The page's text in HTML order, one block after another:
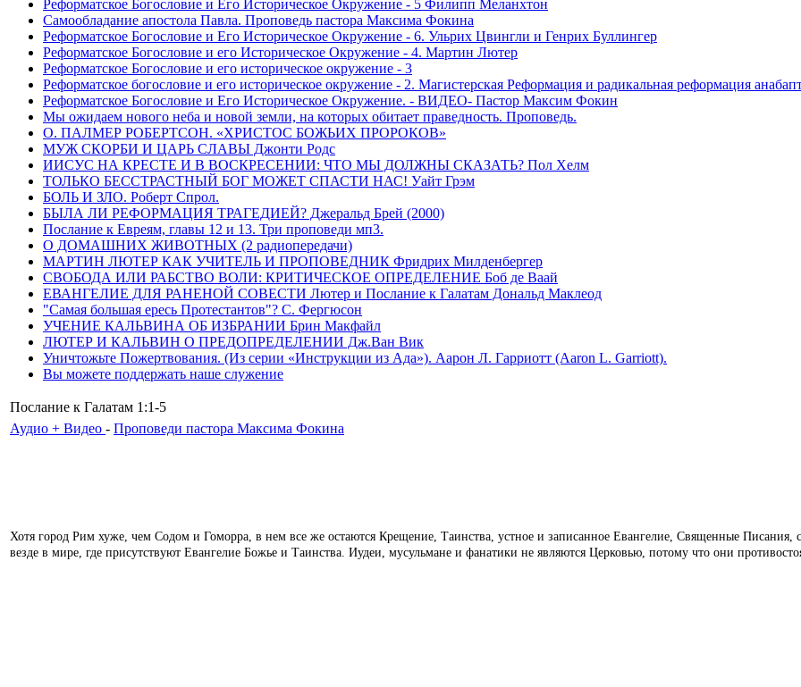
Реформатское Богословие и Его Историческое Окружение - 5 Филипп Меланхтон
Самообладание апостола Павла. Проповедь пастора Максима Фокина
Реформатское Богословие и Его Историческое Окружение - 6. Ульрих Цвингли и Генрих Буллингер
Реформатское Богословие и его Историческое Окружение - 4. Мартин Лютер
Реформатское Богословие и его историческое окружение - 3
Реформатское богословие и его историческое окружение - 2. Магистерская Реформация и радикальная реформация
Реформатское Богословие и Его Историческое Окружение. - ВИДЕО- Пастор Максим Фокин
Мы ожидаем нового неба и новой земли, на которых обитает праведность. Проповедь.
О. ПАЛМЕР РОБЕРТСОН. «ХРИСТОС БОЖЬИХ ПРОРОКОВ»
МУЖ СКОРБИ И ЦАРЬ СЛАВЫ Джонти Родс
ИИСУС НА КРЕСТЕ И В ВОСКРЕСЕНИИ: ЧТО МЫ ДОЛЖНЫ СКАЗАТЬ? Пол Хелм
ТОЛЬКО БЕССТРАСТНЫЙ БОГ МОЖЕТ СПАСТИ НАС! Уайт Грэм
БОЛЬ И ЗЛО. Роберт Спрол.
БЫЛА ЛИ РЕФОРМАЦИЯ ТРАГЕДИЕЙ? Джеральд Брей (2000)
Послание к Евреям, главы 12 и 13. Три проповеди мп3.
О ДОМАШНИХ ЖИВОТНЫХ (2 радиопередачи)
МАРТИН ЛЮТЕР КАК УЧИТЕЛЬ И ПРОПОВЕДНИК Фридрих Милденбергер
СВОБОДА ИЛИ РАБСТВО ВОЛИ: КРИТИЧЕСКОЕ ОПРЕДЕЛЕНИЕ Боб де Ваай
ЕВАНГЕЛИЕ ДЛЯ РАНЕНОЙ СОВЕСТИ Лютер и Послание к Галатам Дональд Маклеод
"Самая большая ересь Протестантов"? С. Фергюсон
УЧЕНИЕ КАЛЬВИНА ОБ ИЗБРАНИИ Брин Макфайл
ЛЮТЕР И КАЛЬВИН О ПРЕДОПРЕДЕЛЕНИИ Дж.Ван Вик
Уничтожьте Пожертвования. (Из серии «Инструкции из Ада»). Аарон Л. Гарриотт (Aaron L. Garriott).
Вы можете поддержать наше служение
Послание к Галатам 1:1-5
Аудио + Видео - Проповеди пастора Максима Фокина
Хотя город Рим хуже, чем Содом и Гоморра, в нем все же остаются Крещение, Таинства, устное и записанное Евангелие, Священные Писания,
везде в мире, где присутствуют Евангелие Божье и Таинства. Иудеи, мусульмане и фанатики не являются Церковью, потому что они